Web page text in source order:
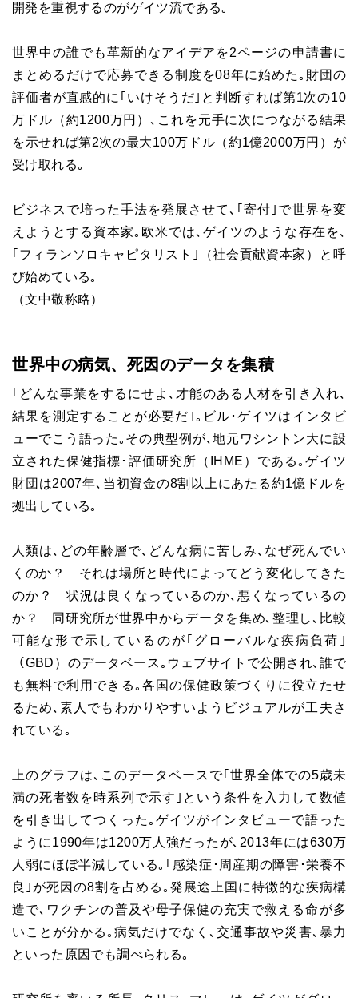
開発を重視するのがゲイツ流である｡
世界中の誰でも革新的なアイデアを2ページの申請書に
まとめるだけで応募できる制度を08年に始めた｡財団の
評価者が直感的に｢いけそうだ｣と判断すれば第1次の10
万ドル（約1200万円）､これを元手に次につながる結果
を示せれば第2次の最大100万ドル（約1億2000万円）が
受け取れる｡
ビジネスで培った手法を発展させて､｢寄付｣で世界を変
えようとする資本家｡欧米では､ゲイツのような存在を､
｢フィランソロキャピタリスト｣（社会貢献資本家）と呼
び始めている｡
（文中敬称略）
世界中の病気、死因のデータを集積
｢どんな事業をするにせよ､才能のある人材を引き入れ､
結果を測定することが必要だ｣｡ビル･ゲイツはインタビ
ューでこう語った｡その典型例が､地元ワシントン大に設
立された保健指標･評価研究所（IHME）である｡ゲイツ
財団は2007年､当初資金の8割以上にあたる約1億ドルを
拠出している｡
人類は､どの年齢層で､どんな病に苦しみ､なぜ死んでい
くのか？ それは場所と時代によってどう変化してきた
のか？ 状況は良くなっているのか､悪くなっているの
か？ 同研究所が世界中からデータを集め､整理し､比較
可能な形で示しているのが｢グローバルな疾病負荷｣
（GBD）のデータベース｡ウェブサイトで公開され､誰で
も無料で利用できる｡各国の保健政策づくりに役立たせ
るため､素人でもわかりやすいようビジュアルが工夫さ
れている｡
上のグラフは､このデータベースで｢世界全体での5歳未
満の死者数を時系列で示す｣という条件を入力して数値
を引き出してつくった｡ゲイツがインタビューで語った
ように1990年は1200万人強だったが､2013年には630万
人弱にほぼ半減している｡｢感染症･周産期の障害･栄養不
良｣が死因の8割を占める｡発展途上国に特徴的な疾病構
造で､ワクチンの普及や母子保健の充実で救える命が多
いことが分かる｡病気だけでなく､交通事故や災害､暴力
といった原因でも調べられる｡